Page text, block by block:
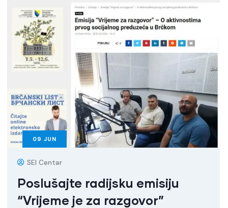
09 JUN
SEI Centar
Poslušajte radijsku emisiju
“Vrijeme je za razgovor”